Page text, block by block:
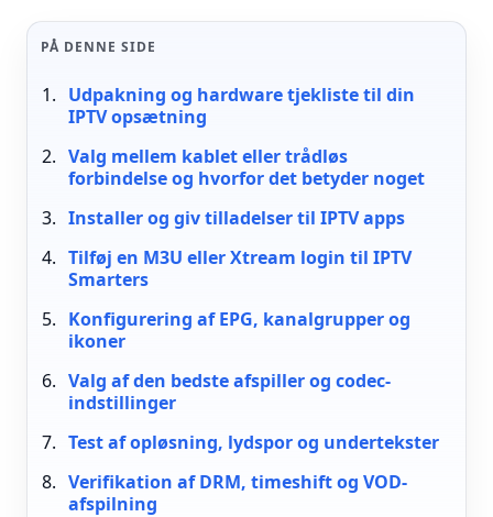
PÅ DENNE SIDE
Udpakning og hardware tjekliste til din
IPTV opsætning
Valg mellem kablet eller trådløs
forbindelse og hvorfor det betyder noget
Installer og giv tilladelser til IPTV apps
Tilføj en M3U eller Xtream login til IPTV
Smarters
Konfigurering af EPG, kanalgrupper og
ikoner
Valg af den bedste afspiller og codec-
indstillinger
Test af opløsning, lydspor og undertekster
Verifikation af DRM, timeshift og VOD-
afspilning